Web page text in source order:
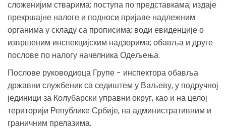
сложенијим стварима; поступа по представкама; издаје
прекршајне налоге и подноси пријаве надлежним
органима у складу са прописима; води евиденције о
извршеним инспекцијским надзорима; обавља и друге
послове по налогу начелника Одељења.
Послове руководиоца Групе - инспектора обавља
државни службеник са седиштем у Ваљеву, у подручној
јединици за Колубарски управни округ, као и на целој
територији Републике Србије, на административним и
граничним прелазима.